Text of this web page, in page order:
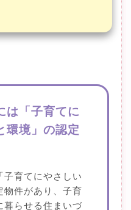
は 「子育てに
境」 の認定
子育てにやさしい
物件があり、子育
暮らせる住まいづ